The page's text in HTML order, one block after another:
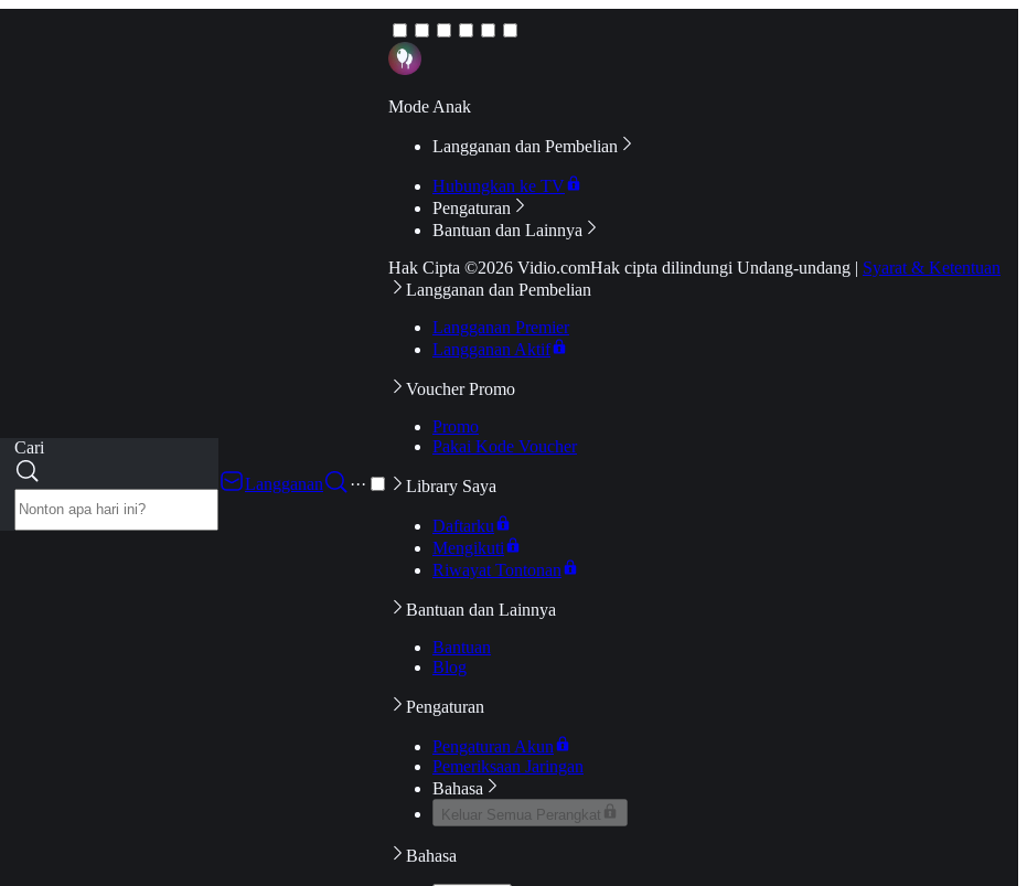
Cari
Langganan
···
Mode Anak
Langganan dan Pembelian
Hubungkan ke TV
Pengaturan
Bantuan dan Lainnya
Hak Cipta ©2026 Vidio.comHak cipta dilindungi Undang-undang | Syarat & Ketentuan
Langganan dan Pembelian
Langganan Premier
Langganan Aktif
Voucher Promo
Promo
Pakai Kode Voucher
Library Saya
Daftarku
Mengikuti
Riwayat Tontonan
Bantuan dan Lainnya
Bantuan
Blog
Pengaturan
Pengaturan Akun
Pemeriksaan Jaringan
Bahasa
Keluar Semua Perangkat
Bahasa